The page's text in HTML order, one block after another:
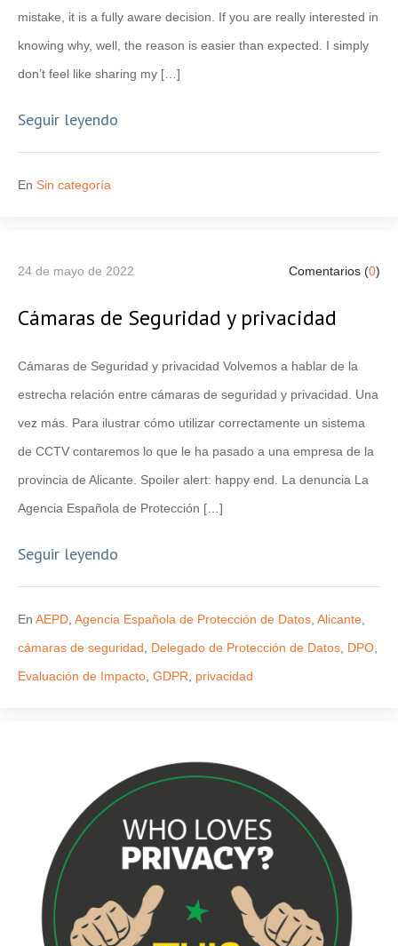
mistake, it is a fully aware decision. If you are really interested in
knowing why, well, the reason is easier than expected. I simply
don’t feel like sharing my […]
Seguir leyendo
En Sin categoría
24 de mayo de 2022 Comentarios (0)
Cámaras de Seguridad y privacidad
Cámaras de Seguridad y privacidad Volvemos a hablar de la
estrecha relación entre cámaras de seguridad y privacidad. Una
vez más. Para ilustrar cómo utilizar correctamente un sistema
de CCTV contaremos lo que le ha pasado a una empresa de la
provincia de Alicante. Spoiler alert: happy end. La denuncia La
Agencia Española de Protección […]
Seguir leyendo
En AEPD Agencia Española de Protección de Datos Alicante
cámaras de seguridad
Delegado de Protección de Datos DPO
Evaluación de Impacto GDPR privacidad